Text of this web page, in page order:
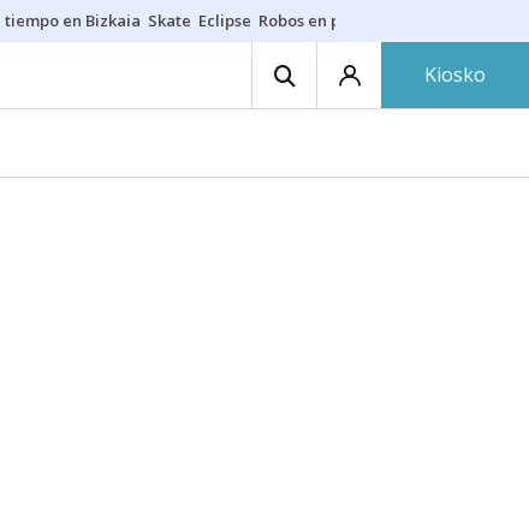
tiempo en Bizkaia Skate Eclipse Robos en playas
Kiosko